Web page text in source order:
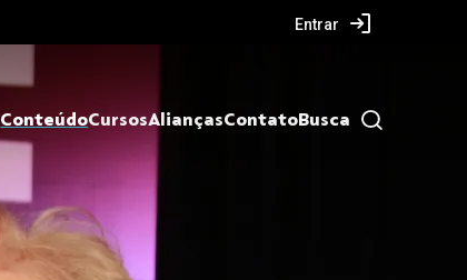
Entrar
ConteúdoCursosAliançasContatoBusca